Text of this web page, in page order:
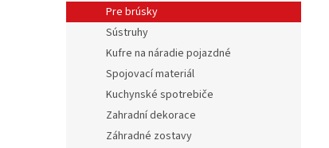
Pre brúsky
Sústruhy
Kufre na náradie pojazdné
Spojovací materiál
Kuchynské spotrebiče
Zahradní dekorace
Záhradné zostavy